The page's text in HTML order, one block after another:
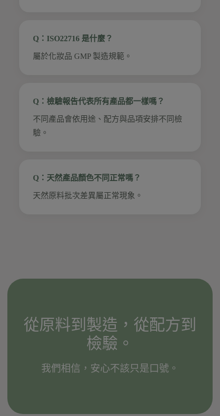
Q：ISO22716 是什麼？
屬於化妝品 GMP 製造規範。
Q：檢驗報告代表所有產品都一樣嗎？
不同產品會依用途、配方與品項安排不同檢
驗。
Q：天然產品顏色不同正常嗎？
天然原料批次差異屬正常現象。
從原料到製造，從配方到
檢驗。
我們相信，安心不該只是口號。